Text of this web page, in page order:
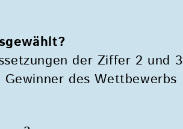
der Ziffer 2 und 3
des Wettbewerbs